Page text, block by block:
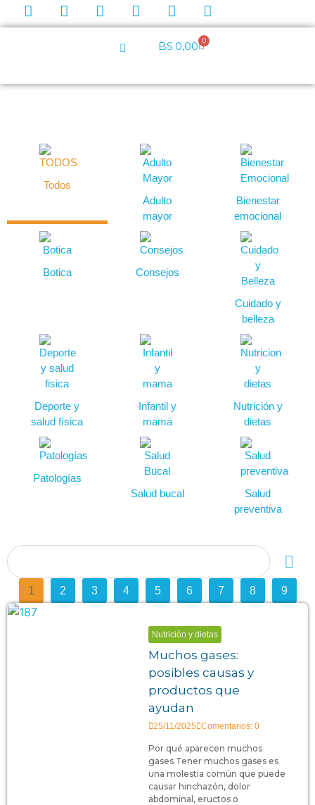
BS.0,00 0
Todos
Adulto
mayor
Bienestar
emocional
Botica Consejos
Cuidado y
belleza
Deporte y
salud física
Infantil y
mamá
Nutrición y
dietas
Patologías
Salud bucal
Salud
preventiva
1 2 3 4 5 6 7 8 9
Nutrición y dietas
Muchos gases:
posibles causas y
productos que
ayudan
25/11/2025 Comentarios: 0
Por qué aparecen muchos
gases Tener muchos gases es
una molestia común que puede
causar hinchazón, dolor
abdominal, eructos o